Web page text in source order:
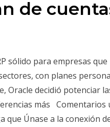
de
sólido para empresas
con planes
Oracle decidió potenciar
más Comentarios
que Únase a la conexión